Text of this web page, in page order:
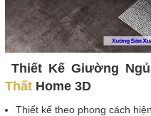
Thiết Kế Giường
Thất Home 3D
Thiết kế theo phong cách